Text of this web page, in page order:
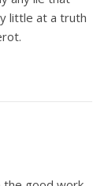
little at a truth